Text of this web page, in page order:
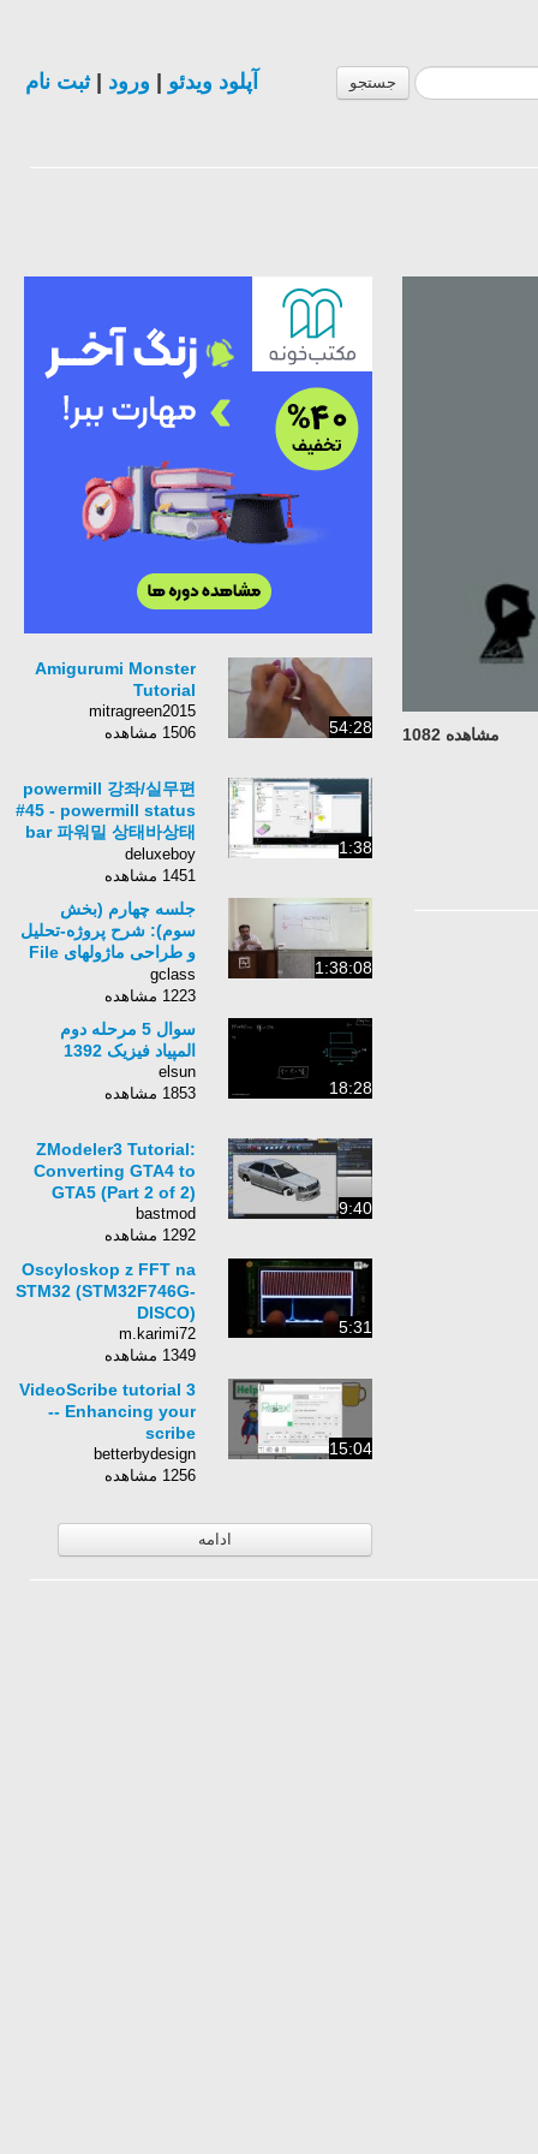
جستجو آپلود ویدئو ورود |ثبت نام
مشاهده 1082 54:28
Amigurumi Monster
Tutorial
mitragreen2015
1506 مشاهده
1:38
powermill 강좌/실무편
#45 - powermill status
bar 파워밀 상태바상태
표시줄의 활용
deluxeboy
1451 مشاهده
1:38:08
جلسه چهارم (بخش
سوم): شرح پروژه-تحلیل
و طراحی ماژولهای File
Rules
gclass
1223 مشاهده
18:28
سوال 5 مرحله دوم
المپیاد فیزیک 1392
elsun
1853 مشاهده
9:40
ZModeler3 Tutorial:
Converting GTA4 to
GTA5 (Part 2 of 2)
bastmod
1292 مشاهده
5:31
Oscyloskop z FFT na
STM32 (STM32F746G-
DISCO)
m.karimi72
1349 مشاهده
15:04
VideoScribe tutorial 3
-- Enhancing your
scribe
betterbydesign
1256 مشاهده
ادامه